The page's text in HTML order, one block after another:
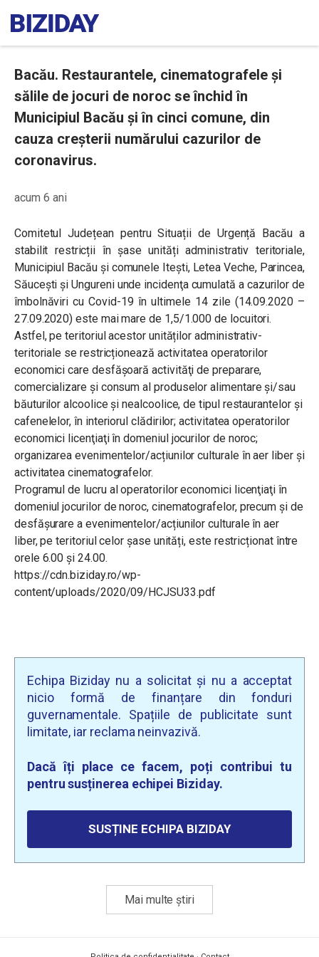
Bacău. Restaurantele, cinematografele și
sălile de jocuri de noroc se închid în
Municipiul Bacău și în cinci comune, din
cauza creșterii numărului cazurilor de
coronavirus.
acum 6 ani
Comitetul Județean pentru Situații de Urgență Bacău a
stabilit restricții în șase unități administrativ teritoriale,
Municipiul Bacău și comunele Itești, Letea Veche, Parincea,
Săucești și Ungureni unde incidenţa cumulată a cazurilor de
îmbolnăviri cu Covid-19 în ultimele 14 zile (14.09.2020 –
27.09.2020) este mai mare de 1,5/1.000 de locuitori.
Astfel, pe teritoriul acestor unităților administrativ-
teritoriale se restricționează activitatea operatorilor
economici care desfăşoară activităţi de preparare,
comercializare şi consum al produselor alimentare şi/sau
băuturilor alcoolice şi nealcoolice, de tipul restaurantelor şi
cafenelelor, în interiorul clădirilor; activitatea operatorilor
economici licenţiaţi în domeniul jocurilor de noroc;
organizarea evenimentelor/acțiunilor culturale în aer liber și
activitatea cinematografelor.
Programul de lucru al operatorilor economici licenţiaţi în
domeniul jocurilor de noroc, cinematografelor, precum și de
desfășurare a evenimentelor/acțiunilor culturale în aer
liber, pe teritoriul celor șase unități, este restricționat între
orele 6.00 și 24.00.
https://cdn.biziday.ro/wp-
content/uploads/2020/09/HCJSU33.pdf
Echipa Biziday nu a solicitat și nu a acceptat
nicio formă de finanțare din fonduri
guvernamentale. Spațiile de publicitate sunt
limitate, iar reclama neinvazivă.
Dacă îți place ce facem, poți contribui tu
pentru susținerea echipei Biziday.
SUSȚINE ECHIPA BIZIDAY
Mai multe știri